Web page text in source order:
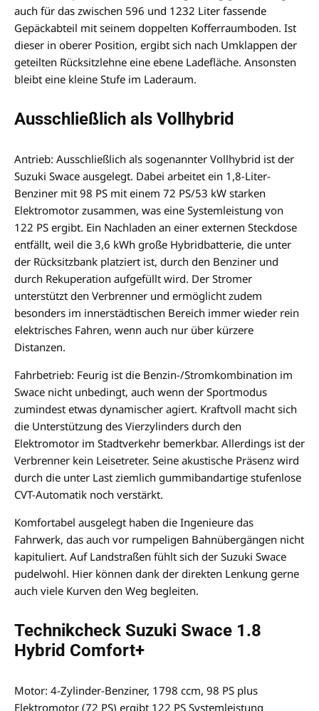
auch für das zwischen 596 und 1232 Liter fassende
Gepäckabteil mit seinem doppelten Kofferraumboden. Ist
dieser in oberer Position, ergibt sich nach Umklappen der
geteilten Rücksitzlehne eine ebene Ladefläche. Ansonsten
bleibt eine kleine Stufe im Laderaum.
Ausschließlich als Vollhybrid
Antrieb: Ausschließlich als sogenannter Vollhybrid ist der
Suzuki Swace ausgelegt. Dabei arbeitet ein 1,8-Liter-
Benziner mit 98 PS mit einem 72 PS/53 kW starken
Elektromotor zusammen, was eine Systemleistung von
122 PS ergibt. Ein Nachladen an einer externen Steckdose
entfällt, weil die 3,6 kWh große Hybridbatterie, die unter
der Rücksitzbank platziert ist, durch den Benziner und
durch Rekuperation aufgefüllt wird. Der Stromer
unterstützt den Verbrenner und ermöglicht zudem
besonders im innerstädtischen Bereich immer wieder rein
elektrisches Fahren, wenn auch nur über kürzere
Distanzen.
Fahrbetrieb: Feurig ist die Benzin-/Stromkombination im
Swace nicht unbedingt, auch wenn der Sportmodus
zumindest etwas dynamischer agiert. Kraftvoll macht sich
die Unterstützung des Vierzylinders durch den
Elektromotor im Stadtverkehr bemerkbar. Allerdings ist der
Verbrenner kein Leisetreter. Seine akustische Präsenz wird
durch die unter Last ziemlich gummibandartige stufenlose
CVT-Automatik noch verstärkt.
Komfortabel ausgelegt haben die Ingenieure das
Fahrwerk, das auch vor rumpeligen Bahnübergängen nicht
kapituliert. Auf Landstraßen fühlt sich der Suzuki Swace
pudelwohl. Hier können dank der direkten Lenkung gerne
auch viele Kurven den Weg begleiten.
Technikcheck Suzuki Swace 1.8
Hybrid Comfort+
Motor: 4-Zylinder-Benziner, 1798 ccm, 98 PS plus
Elektromotor (72 PS) ergibt 122 PS Systemleistung